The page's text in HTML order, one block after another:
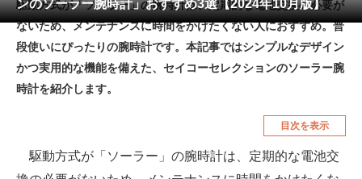
工具・DIY 本・DVD・CD
生活家電 生活用品
空調・季節家電 美容・コスメ
ンのソーラー腕時計」おすすめ3選【2024年10月版】
駆動方式が「ソーラー」の腕時計は、定期的な電池交換の必要が
ないため、メンテナンスに時間をかけたくない人におすすめ。普
段使いにぴったりの腕時計です。本記事ではシンプルなデザイン
かつ実用的な機能を備えた、セイコーセレクションのソーラー腕
時計を紹介します。
目次を表示
駆動方式が「ソーラー」の腕時計は、定期的な電池交